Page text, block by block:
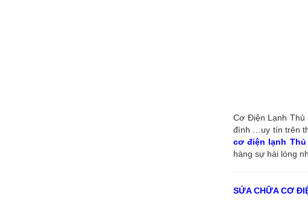
Cơ Điện Lạnh Thủ
đình …uy tín trên
cơ điện lạnh Thủ
hàng sự hài lòng
SỬA CHỮA CƠ